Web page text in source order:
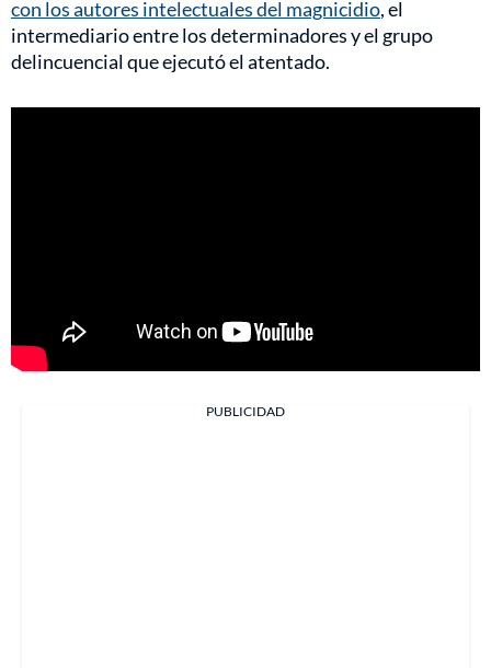
con los autores intelectuales del magnicidio, el
intermediario entre los determinadores y el grupo
delincuencial que ejecutó el atentado.
PUBLICIDAD